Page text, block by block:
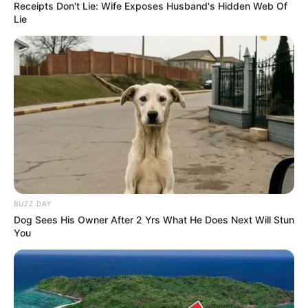
Həftəsonu Bakıda güclü külək əsəcək -
564 0
Yağış, dolu və güclü külək gözlənilir -
Sinoptiklərdən xəbərdarlıq
Receipts Don't Lie: Wife Exposes Husband's Hidden Web Of
Lie
BUZZ DAY
Dog Sees His Owner After 2 Yrs What He Does Next Will Stun
You